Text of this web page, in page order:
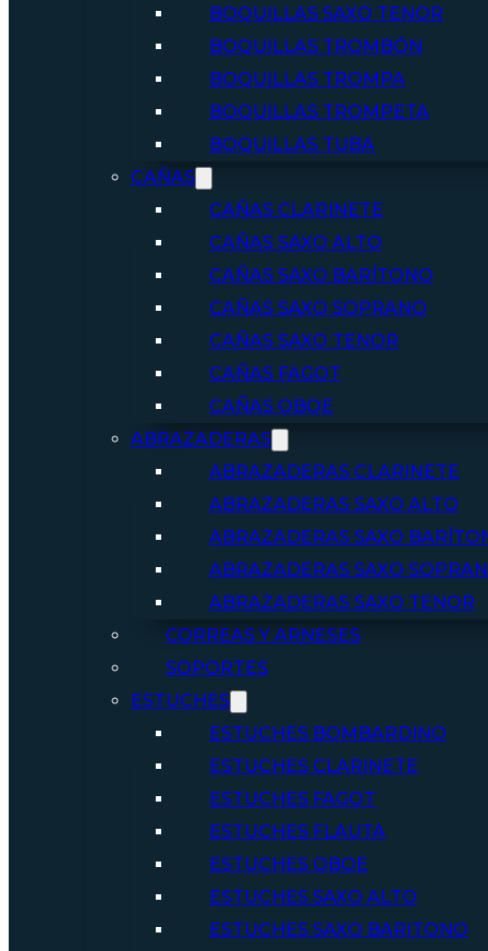
BOQUILLAS SAXO TENOR
BOQUILLAS TROMBÓN
BOQUILLAS TROMPA
BOQUILLAS TROMPETA
BOQUILLAS TUBA
CAÑAS
CAÑAS CLARINETE
CAÑAS SAXO ALTO
CAÑAS SAXO BARÍTONO
CAÑAS SAXO SOPRANO
CAÑAS SAXO TENOR
CAÑAS FAGOT
CAÑAS OBOE
ABRAZADERAS
ABRAZADERAS CLARINETE
ABRAZADERAS SAXO ALTO
ABRAZADERAS SAXO
ABRAZADERAS SAXO
ABRAZADERAS SAXO TENOR
CORREAS Y ARNESES
SOPORTES
ESTUCHES
ESTUCHES BOMBARDINO
ESTUCHES CLARINETE
ESTUCHES FAGOT
ESTUCHES FLAUTA
ESTUCHES OBOE
ESTUCHES SAXO ALTO
ESTUCHES SAXO BARITONO